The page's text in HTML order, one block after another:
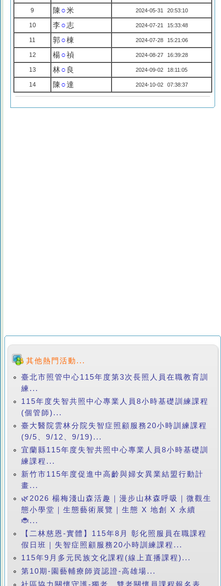
9 陳 ○米 2024-05-31 20:53:10
10 李○志 2024-07-21 15:33:48
11 郭 ○棟 2024-07-28 15:21:06
12 楊○禎 2024-08-27 16:39:28
13 林○ 良 2024-09-02 18:11:05
14 陳 ○達 2024-10-02 07:38:37
其他熱門活動...
臺北市照管中心115年度第3次長照人員在職教育訓
練...
115年度失智共照中心專業人員8小時基礎訓練課程
(個管師)...
臺大醫院雲林分院失智症照顧服務20小時訓練課程
(9/5、9/12、9/19)...
宜蘭縣115年度失智共照中心專業人員8小時基礎訓
練課程...
新竹市115年度促進中高齡與婦女異業結盟行動計
畫...
🌿2026 楊梅淺山森活趣｜漫步山林森呼吸｜微觀生
態小學堂｜生態藝術展覽｜生態 X 地創 X 永續
🐞...
【二林慈恩-實體】115年8月 彰化照服員在職課程
假日班｜失智症照顧服務20小時訓練課程...
115年9月多元民族文化課程(線上直播課程)...
第10期-園藝輔療師資認證-高雄場...